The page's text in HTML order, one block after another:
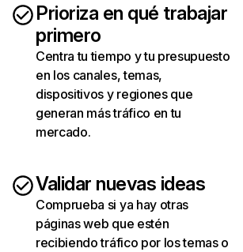
Prioriza en qué trabajar
primero
Centra tu tiempo y tu presupuesto
en los canales, temas,
dispositivos y regiones que
generan más tráfico en tu
mercado.
Validar nuevas ideas
Comprueba si ya hay otras
páginas web que estén
recibiendo tráfico por los temas o